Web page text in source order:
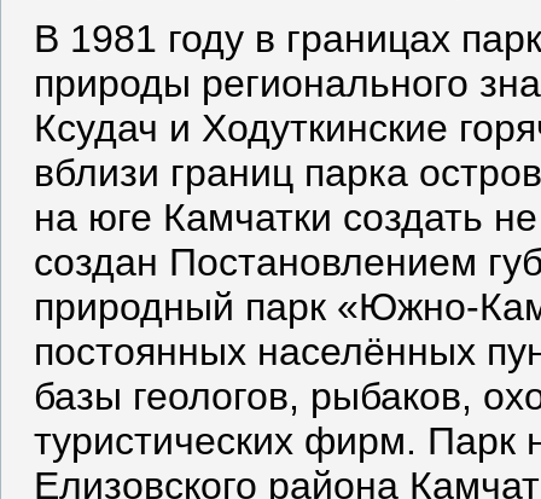
В 1981 году в границах
природы регионального
Ксудач и Ходуткинские
вблизи границ парка
на юге Камчатки создать
создан Постановлением
природный парк «Южно-
постоянных населённых
базы геологов, рыбаков,
туристических фирм. Парк
Елизовского района